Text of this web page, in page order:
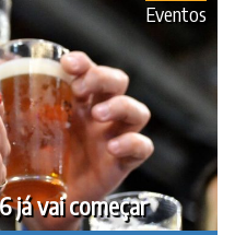
já vai começar
Eventos